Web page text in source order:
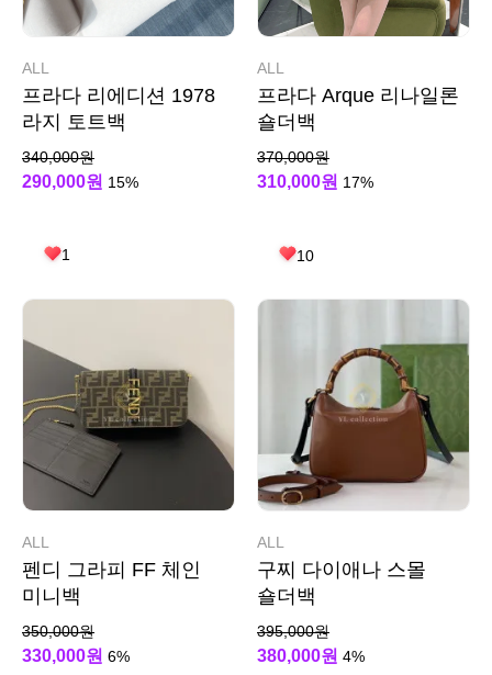
ALL
프라다 리에디션 1978
라지 토트백
340,000원
290,000원 15%
1
ALL
프라다 Arque 리나일론
숄더백
370,000원
310,000원 17%
10
ALL
펜디 그라피 FF 체인
미니백
350,000원
330,000원 6%
ALL
구찌 다이애나 스몰
숄더백
395,000원
380,000원 4%